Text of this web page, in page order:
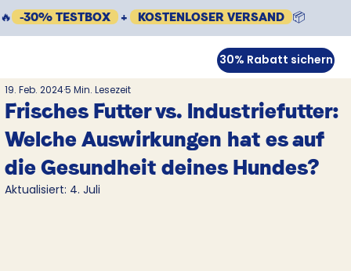
🔥 -30% TESTBOX + KOSTENLOSER VERSAND 📦
30% Rabatt sichern
Frisches Futter vs. Industriefutter:
Welche Auswirkungen hat es auf
die Gesundheit deines Hundes?
19. Feb. 20245 Min. Lesezeit
Aktualisiert: 4. Juli